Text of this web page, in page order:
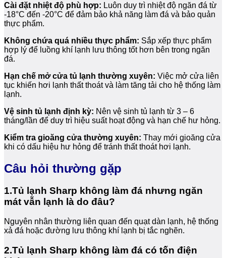
Cài đặt nhiệt độ phù hợp: Luôn duy trì nhiệt độ ngăn đá từ
-18°C đến -20°C để đảm bảo khả năng làm đá và bảo quản
thực phẩm.
Không chứa quá nhiều thực phẩm: Sắp xếp thực phẩm
hợp lý để luồng khí lạnh lưu thông tốt hơn bên trong ngăn
đá.
Hạn chế mở cửa tủ lạnh thường xuyên: Việc mở cửa liên
tục khiến hơi lạnh thất thoát và làm tăng tải cho hệ thống làm
lạnh.
Vệ sinh tủ lạnh định kỳ: Nên vệ sinh tủ lạnh từ 3 – 6
tháng/lần để duy trì hiệu suất hoạt động và hạn chế hư hỏng.
Kiểm tra gioăng cửa thường xuyên: Thay mới gioăng cửa
khi có dấu hiệu hư hỏng để tránh thất thoát hơi lạnh.
Câu hỏi thường gặp
1.Tủ lạnh Sharp không làm đá nhưng ngăn
mát vẫn lạnh là do đâu?
Nguyên nhân thường liên quan đến quạt dàn lạnh, hệ thống
xả đá hoặc đường lưu thông khí lạnh bị tắc nghẽn.
2.Tủ lạnh Sharp không làm đá có tốn điện